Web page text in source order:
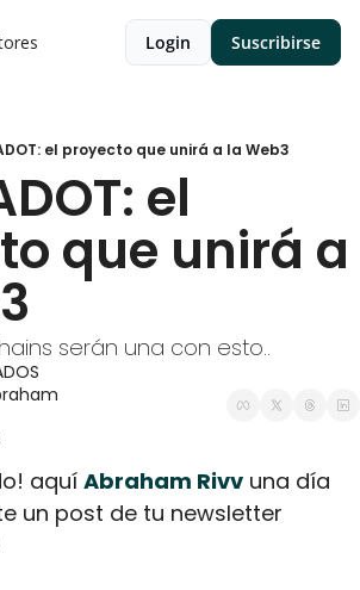
Login Suscribirse
el proyecto que unirá a la Web3
el
que unirá a
serán una con esto..
aquí Abraham Rivv una día
un post de tu newsletter